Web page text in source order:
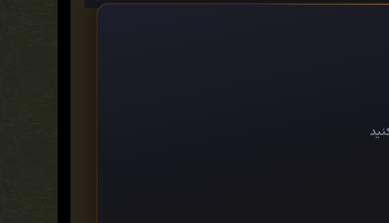
Fiction, Literature, Awards, American Fiction, Fiction
Fiction, Arts & Entertainment - Fiction, Farce - Fiction,